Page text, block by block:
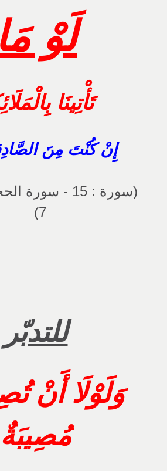
لَوْ مَا
تَأْتِينَا
إِنْ كُنْتَ مِنَ
للتدبّر
وَلَوْلَا أَنْ
مُصِيبَةٌ